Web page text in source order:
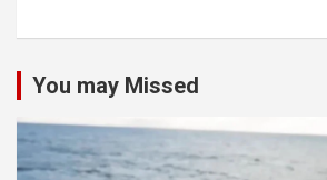
You may Missed